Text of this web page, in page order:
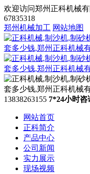
欢迎访问郑州正科机械
67835318
郑州机械加工 网站地图
13838263155 7*24小时
网站首页
正科简介
产品中心
公司新闻
实力展示
现场视频